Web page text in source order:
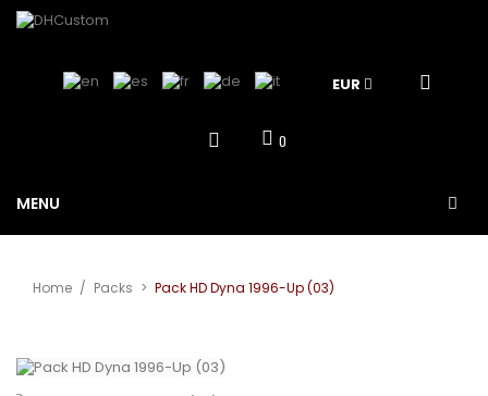
EUR
0
MENU
Home / Packs > Pack HD Dyna 1996-Up (03)